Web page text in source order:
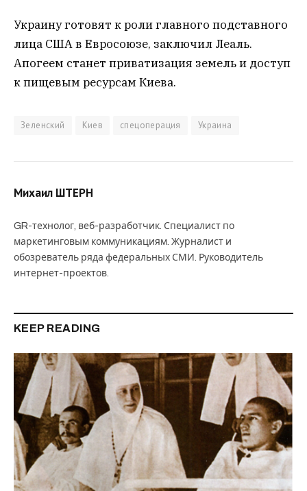
Украину готовят к роли главного подставного
лица США в Евросоюзе, заключил Леаль.
Апогеем станет приватизация земель и доступ
к пищевым ресурсам Киева.
Зеленский Киев спецоперация Украина
Михаил ШТЕРН
GR-технолог, веб-разработчик. Специалист по
маркетинговым коммуникациям. Журналист и
обозреватель ряда федеральных СМИ. Руководитель
интернет-проектов.
KEEP READING